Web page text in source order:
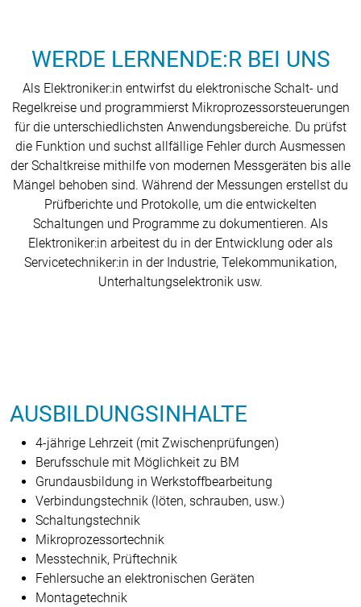
WERDE LERNENDE:R BEI UNS
Als Elektroniker:in entwirfst du elektronische Schalt- und
Regelkreise und programmierst Mikroprozessorsteuerungen
für die unterschiedlichsten Anwendungsbereiche. Du prüfst
die Funktion und suchst allfällige Fehler durch Ausmessen
der Schaltkreise mithilfe von modernen Messgeräten bis alle
Mängel behoben sind. Während der Messungen erstellst du
Prüfberichte und Protokolle, um die entwickelten
Schaltungen und Programme zu dokumentieren. Als
Elektroniker:in arbeitest du in der Entwicklung oder als
Servicetechniker:in in der Industrie, Telekommunikation,
Unterhaltungselektronik usw.
AUSBILDUNGSINHALTE
4-jährige Lehrzeit (mit Zwischenprüfungen)
Berufsschule mit Möglichkeit zu BM
Grundausbildung in Werkstoffbearbeitung
Verbindungstechnik (löten, schrauben, usw.)
Schaltungstechnik
Mikroprozessortechnik
Messtechnik, Prüftechnik
Fehlersuche an elektronischen Geräten
Montagetechnik